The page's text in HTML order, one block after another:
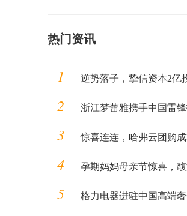
热门资讯
1 逆势落子，挚信资本2亿
2 浙江梦蕾雅携手中国雷锋报进
3 惊喜连连，哈弗云团购成功收官 全民
4 孕期妈妈母亲节惊喜，馥洛蕾妊娠纹活动
5 格力电器进驻中国高端奢侈品商场北京SKP，成